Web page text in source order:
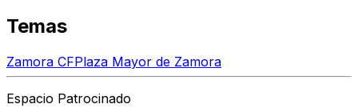
Temas
Zamora CFPlaza Mayor de Zamora
Espacio Patrocinado